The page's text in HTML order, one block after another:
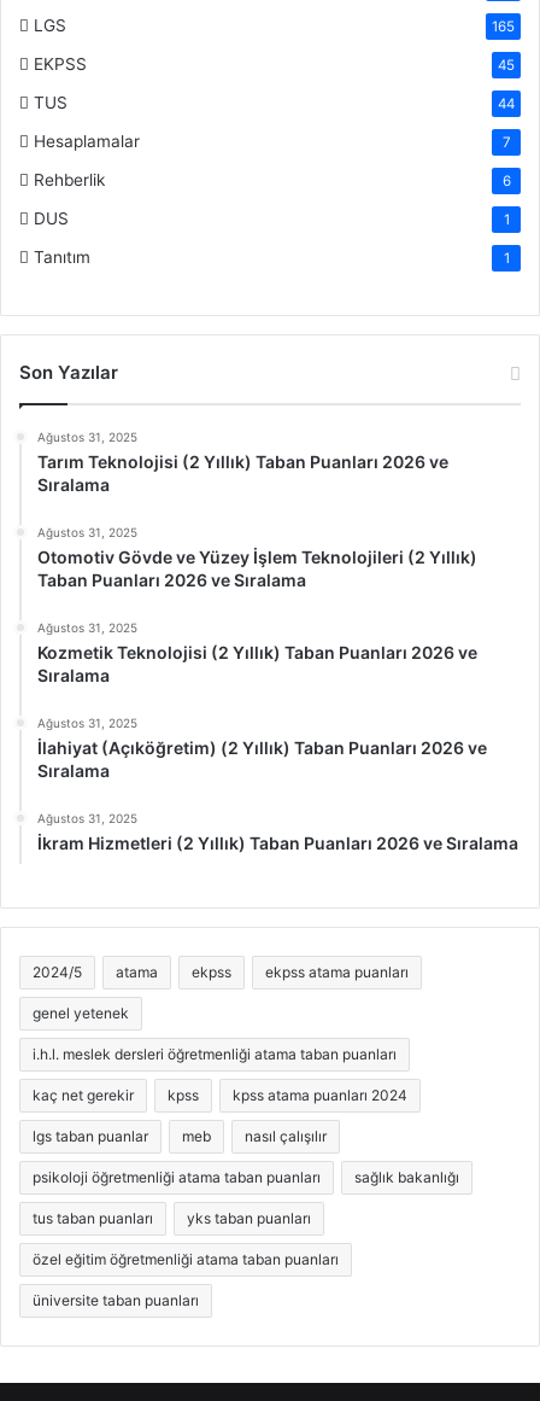
LGS 165
EKPSS 45
TUS 44
Hesaplamalar 7
Rehberlik 6
DUS 1
Tanıtım 1
Son Yazılar
Ağustos 31, 2025
Tarım Teknolojisi (2 Yıllık) Taban Puanları 2026 ve
Sıralama
Ağustos 31, 2025
Otomotiv Gövde ve Yüzey İşlem Teknolojileri (2 Yıllık)
Taban Puanları 2026 ve Sıralama
Ağustos 31, 2025
Kozmetik Teknolojisi (2 Yıllık) Taban Puanları 2026 ve
Sıralama
Ağustos 31, 2025
İlahiyat (Açıköğretim) (2 Yıllık) Taban Puanları 2026 ve
Sıralama
Ağustos 31, 2025
İkram Hizmetleri (2 Yıllık) Taban Puanları 2026 ve Sıralama
2024/5 atama ekpss ekpss atama puanları
genel yetenek
i.h.l. meslek dersleri öğretmenliği atama taban puanları
kaç net gerekir kpss kpss atama puanları 2024
lgs taban puanlar meb nasıl çalışılır
psikoloji öğretmenliği atama taban puanları sağlık bakanlığı
tus taban puanları yks taban puanları
özel eğitim öğretmenliği atama taban puanları
üniversite taban puanları